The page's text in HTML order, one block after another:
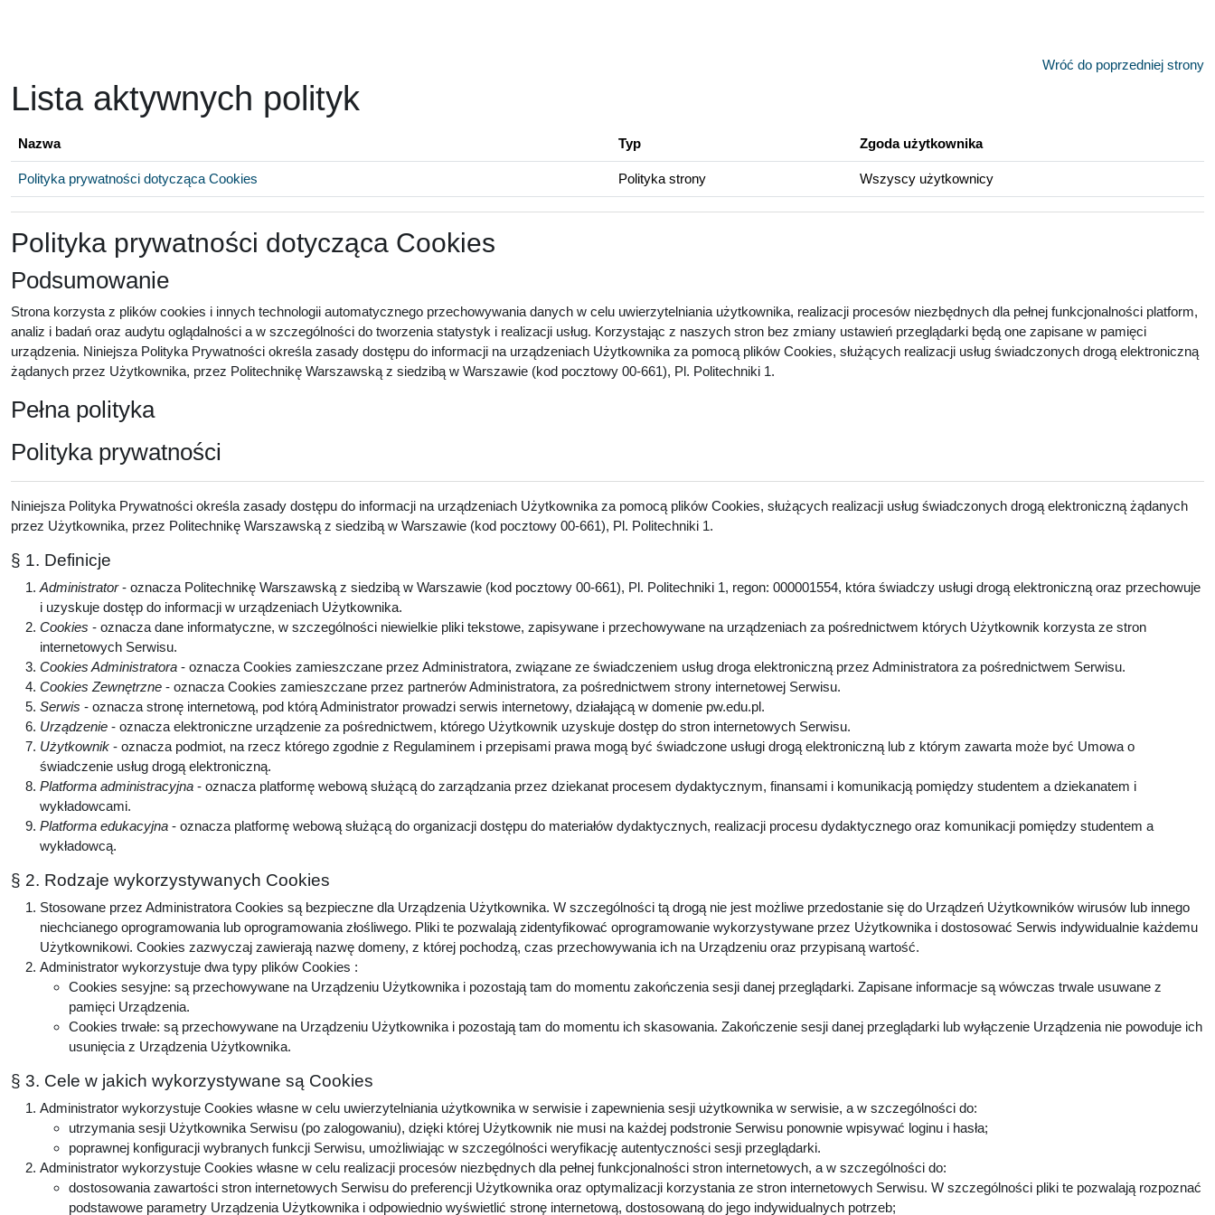
Wróć do poprzedniej strony
Lista aktywnych polityk
Nazwa Typ Zgoda użytkownika
Polityka prywatności dotycząca Cookies Polityka strony Wszyscy użytkownicy
Polityka prywatności dotycząca Cookies
Podsumowanie
Strona korzysta z plików cookies i innych technologii automatycznego przechowywania danych w celu uwierzytelniania użytkownika, realizacji procesów niezbędnych dla pełnej funkcjonalności platform,
analiz i badań oraz audytu oglądalności a w szczególności do tworzenia statystyk i realizacji usług. Korzystając z naszych stron bez zmiany ustawień przeglądarki będą one zapisane w pamięci
urządzenia. Niniejsza Polityka Prywatności określa zasady dostępu do informacji na urządzeniach Użytkownika za pomocą plików Cookies, służących realizacji usług świadczonych drogą elektroniczną
żądanych przez Użytkownika, przez Politechnikę Warszawską z siedzibą w Warszawie (kod pocztowy 00-661), Pl. Politechniki 1.
Pełna polityka
Polityka prywatności
Niniejsza Polityka Prywatności określa zasady dostępu do informacji na urządzeniach Użytkownika za pomocą plików Cookies, służących realizacji usług świadczonych drogą elektroniczną żądanych
przez Użytkownika, przez Politechnikę Warszawską z siedzibą w Warszawie (kod pocztowy 00-661), Pl. Politechniki 1.
§ 1. Definicje
Administrator- oznacza Politechnikę Warszawską z siedzibą w Warszawie (kod pocztowy 00-661), Pl. Politechniki 1, regon: 000001554, która świadczy usługi drogą elektroniczną oraz przechowuje
i uzyskuje dostęp do informacji w urządzeniach Użytkownika.
Cookies - oznacza dane informatyczne, w szczególności niewielkie pliki tekstowe, zapisywane i przechowywane na urządzeniach za pośrednictwem których Użytkownik korzysta ze stron
internetowych Serwisu.
Cookies Administratora - oznacza Cookies zamieszczane przez Administratora, związane ze świadczeniem usług droga elektroniczną przez Administratora za pośrednictwem Serwisu.
Cookies Zewnętrzne - oznacza Cookies zamieszczane przez partnerów Administratora, za pośrednictwem strony internetowej Serwisu.
Serwis - oznacza stronę internetową, pod którą Administrator prowadzi serwis internetowy, działającą w domenie pw.edu.pl.
Urządzenie - oznacza elektroniczne urządzenie za pośrednictwem, którego Użytkownik uzyskuje dostęp do stron internetowych Serwisu.
Użytkownik - oznacza podmiot, na rzecz którego zgodnie z Regulaminem i przepisami prawa mogą być świadczone usługi drogą elektroniczną lub z którym zawarta może być Umowa o
świadczenie usług drogą elektroniczną.
Platforma administracyjna - oznacza platformę webową służącą do zarządzania przez dziekanat procesem dydaktycznym, finansami i komunikacją pomiędzy studentem a dziekanatem i
wykładowcami.
Platforma edukacyjna - oznacza platformę webową służącą do organizacji dostępu do materiałów dydaktycznych, realizacji procesu dydaktycznego oraz komunikacji pomiędzy studentem a
wykładowcą.
§ 2. Rodzaje wykorzystywanych Cookies
Stosowane przez Administratora Cookies są bezpieczne dla Urządzenia Użytkownika. W szczególności tą drogą nie jest możliwe przedostanie się do Urządzeń Użytkowników wirusów lub innego
niechcianego oprogramowania lub oprogramowania złośliwego. Pliki te pozwalają zidentyfikować oprogramowanie wykorzystywane przez Użytkownika i dostosować Serwis indywidualnie każdemu
Użytkownikowi. Cookies zazwyczaj zawierają nazwę domeny, z której pochodzą, czas przechowywania ich na Urządzeniu oraz przypisaną wartość.
Administrator wykorzystuje dwa typy plików Cookies :
Cookies sesyjne: są przechowywane na Urządzeniu Użytkownika i pozostają tam do momentu zakończenia sesji danej przeglądarki. Zapisane informacje są wówczas trwale usuwane z
pamięci Urządzenia.
Cookies trwałe: są przechowywane na Urządzeniu Użytkownika i pozostają tam do momentu ich skasowania. Zakończenie sesji danej przeglądarki lub wyłączenie Urządzenia nie powoduje ich
usunięcia z Urządzenia Użytkownika.
§ 3. Cele w jakich wykorzystywane są Cookies
Administrator wykorzystuje Cookies własne w celu uwierzytelniania użytkownika w serwisie i zapewnienia sesji użytkownika w serwisie, a w szczególności do:
utrzymania sesji Użytkownika Serwisu (po zalogowaniu), dzięki której Użytkownik nie musi na każdej podstronie Serwisu ponownie wpisywać loginu i hasła;
poprawnej konfiguracji wybranych funkcji Serwisu, umożliwiając w szczególności weryfikację autentyczności sesji przeglądarki.
Administrator wykorzystuje Cookies własne w celu realizacji procesów niezbędnych dla pełnej funkcjonalności stron internetowych, a w szczególności do:
dostosowania zawartości stron internetowych Serwisu do preferencji Użytkownika oraz optymalizacji korzystania ze stron internetowych Serwisu. W szczególności pliki te pozwalają rozpoznać
podstawowe parametry Urządzenia Użytkownika i odpowiednio wyświetlić stronę internetową, dostosowaną do jego indywidualnych potrzeb;